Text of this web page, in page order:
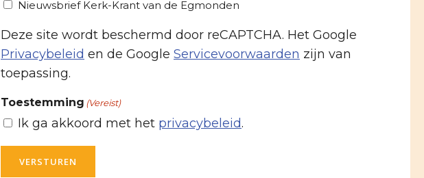
Nieuwsbrief Kerk-Krant van de Egmonden
Deze site wordt beschermd door reCAPTCHA. Het Google
Privacybeleid en de Google Servicevoorwaarden zijn van
toepassing.
Toestemming (Vereist)
Ik ga akkoord met het privacybeleid.
VERSTUREN